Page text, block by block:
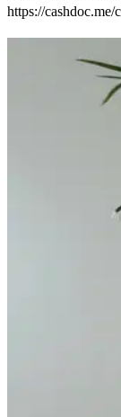
https://